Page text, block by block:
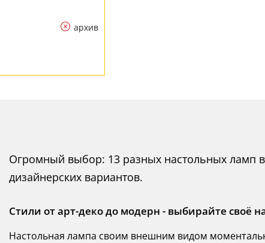
архив
Огромный выбор: 13 разных настольных ламп в
дизайнерских вариантов.
Стили от арт-деко до модерн - выбирайте своё
Настольная лампа своим внешним видом